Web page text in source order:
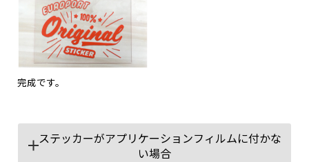
完成です。
ステッカーがアプリケーションフィルムに付かな
い場合